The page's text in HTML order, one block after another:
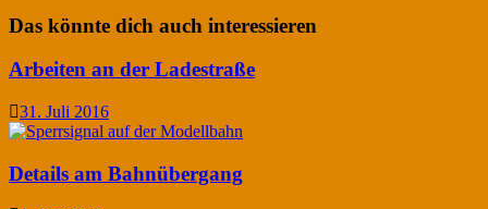
Das könnte dich auch interessieren
Arbeiten an der Ladestraße
31. Juli 2016
Details am Bahnübergang